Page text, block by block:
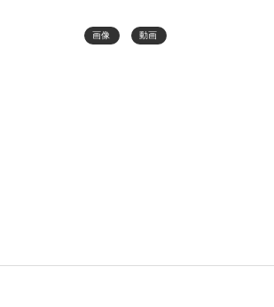
画像 動画